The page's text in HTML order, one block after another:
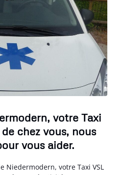
votre Taxi
chez vous, nous
vous aider.
Niedermodern, votre Taxi VSL